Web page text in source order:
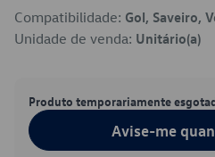
Compatibilidade: Gol, Saveiro,
Unidade de venda: Unitário(a)
Produto temporariamente
Avise-me